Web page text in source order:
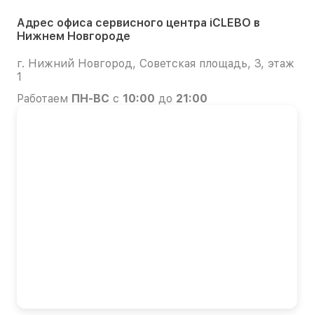
Адрес офиса сервисного центра iCLEBO в
Нижнем Новгороде
г. Нижний Новгород, Советская площадь, 3, этаж
1
Работаем ПН-ВС с 10:00 до 21:00